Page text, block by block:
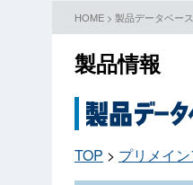
HOME > 製品データベース
製品情報
TOP > プリメイ